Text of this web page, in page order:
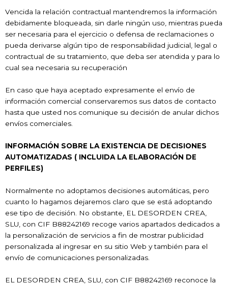
Vencida la relación contractual mantendremos la información
debidamente bloqueada, sin darle ningún uso, mientras pueda
ser necesaria para el ejercicio o defensa de reclamaciones o
pueda derivarse algún tipo de responsabilidad judicial, legal o
contractual de su tratamiento, que deba ser atendida y para lo
cual sea necesaria su recuperación
En caso que haya aceptado expresamente el envío de
información comercial conservaremos sus datos de contacto
hasta que usted nos comunique su decisión de anular dichos
envíos comerciales.
INFORMACIÓN SOBRE LA EXISTENCIA DE DECISIONES
AUTOMATIZADAS ( INCLUIDA LA ELABORACIÓN DE
PERFILES)
Normalmente no adoptamos decisiones automáticas, pero
cuanto lo hagamos dejaremos claro que se está adoptando
ese tipo de decisión. No obstante, EL DESORDEN CREA,
SLU, con CIF B88242169 recoge varios apartados dedicados a
la personalización de servicios a fin de mostrar publicidad
personalizada al ingresar en su sitio Web y también para el
envío de comunicaciones personalizadas.
EL DESORDEN CREA, SLU, con CIF B88242169 reconoce la